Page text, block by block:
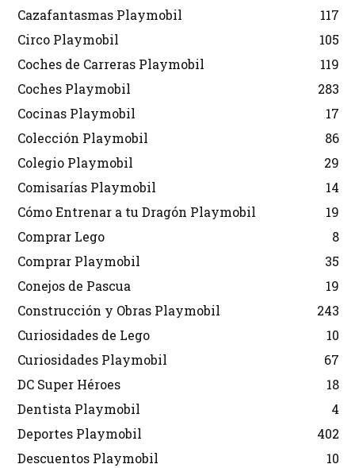
Cazafantasmas Playmobil
117
Circo Playmobil
105
Coches de Carreras Playmobil
119
Coches Playmobil
283
Cocinas Playmobil
17
Colección Playmobil
86
Colegio Playmobil
29
Comisarías Playmobil
14
Cómo Entrenar a tu Dragón Playmobil
19
Comprar Lego
8
Comprar Playmobil
35
Conejos de Pascua
19
Construcción y Obras Playmobil
243
Curiosidades de Lego
10
Curiosidades Playmobil
67
DC Super Héroes
18
Dentista Playmobil
4
Deportes Playmobil
402
Descuentos Playmobil
10